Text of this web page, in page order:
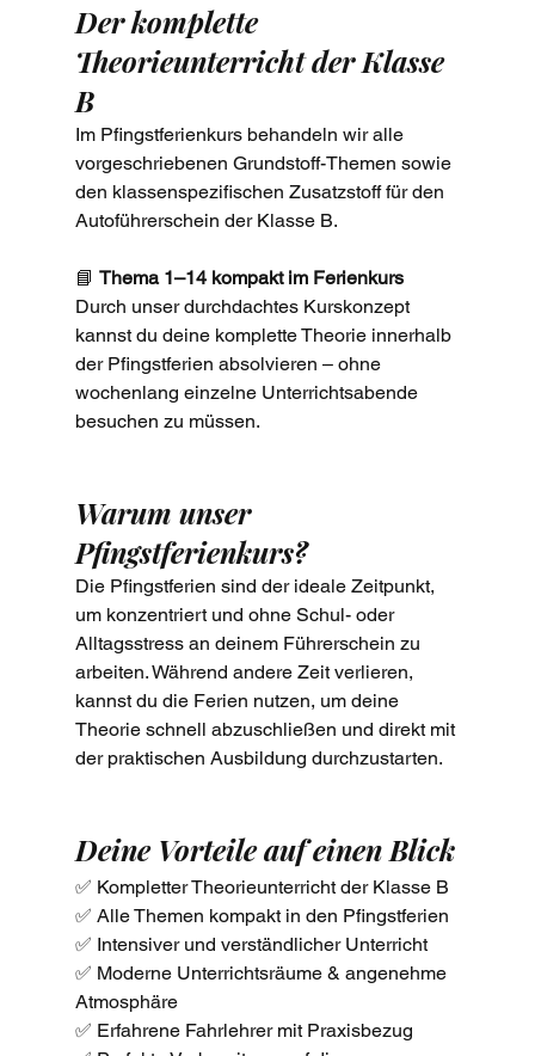
Der komplette
Theorieunterricht der Klasse
B
Im Pfingstferienkurs behandeln wir alle
vorgeschriebenen Grundstoff-Themen sowie
den klassenspezifischen Zusatzstoff für den
Autoführerschein der Klasse B.
📘 Thema 1–14 kompakt im Ferienkurs
Durch unser durchdachtes Kurskonzept
kannst du deine komplette Theorie innerhalb
der Pfingstferien absolvieren – ohne
wochenlang einzelne Unterrichtsabende
besuchen zu müssen.
Warum unser
Pfingstferienkurs?
Die Pfingstferien sind der ideale Zeitpunkt,
um konzentriert und ohne Schul- oder
Alltagsstress an deinem Führerschein zu
arbeiten. Während andere Zeit verlieren,
kannst du die Ferien nutzen, um deine
Theorie schnell abzuschließen und direkt mit
der praktischen Ausbildung durchzustarten.
Deine Vorteile auf einen Blick
✅ Kompletter Theorieunterricht der Klasse B
✅ Alle Themen kompakt in den Pfingstferien
✅ Intensiver und verständlicher Unterricht
✅ Moderne Unterrichtsräume & angenehme
Atmosphäre
✅ Erfahrene Fahrlehrer mit Praxisbezug